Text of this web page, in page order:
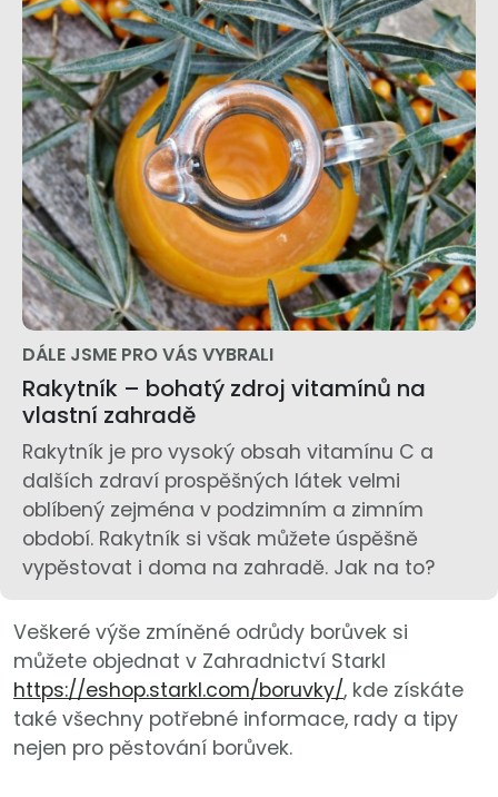
DÁLE JSME PRO VÁS VYBRALI
Rakytník – bohatý zdroj vitamínů na
vlastní zahradě
Rakytník je pro vysoký obsah vitamínu C a
dalších zdraví prospěšných látek velmi
oblíbený zejména v podzimním a zimním
období. Rakytník si však můžete úspěšně
vypěstovat i doma na zahradě. Jak na to?
Veškeré výše zmíněné odrůdy borůvek si
můžete objednat v Zahradnictví Starkl
https://eshop.starkl.com/boruvky/, kde získáte
také všechny potřebné informace, rady a tipy
nejen pro pěstování borůvek.